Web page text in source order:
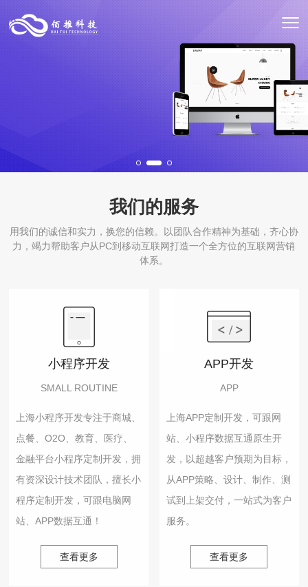
我们的服务
用我们的诚信和实力，换您的信赖。以团队合作精神为基础，齐心协
力，竭力帮助客户从PC到移动互联网打造一个全方位的互联网营销
体系。
小程序开发
SMALL ROUTINE
上海小程序开发专注于商城、
点餐、O2O、教育、医疗、
金融平台小程序定制开发，拥
有资深设计技术团队，擅长小
程序定制开发，可跟电脑网
站、APP数据互通！
查看更多
APP开发
APP
上海APP定制开发，可跟网
站、小程序数据互通原生开
发，以超越客户预期为目标，
从APP策略、设计、制作、测
试到上架交付，一站式为客户
服务。
查看更多